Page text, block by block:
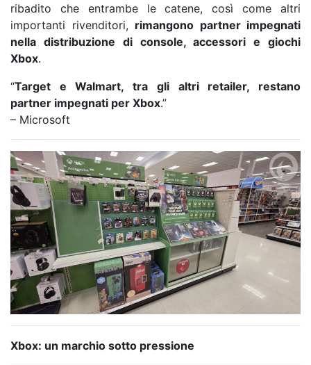
ribadito che entrambe le catene, così come altri
importanti rivenditori, rimangono partner impegnati
nella distribuzione di console, accessori e giochi
Xbox.
“Target e Walmart, tra gli altri retailer, restano
partner impegnati per Xbox.”
– Microsoft
Xbox: un marchio sotto pressione